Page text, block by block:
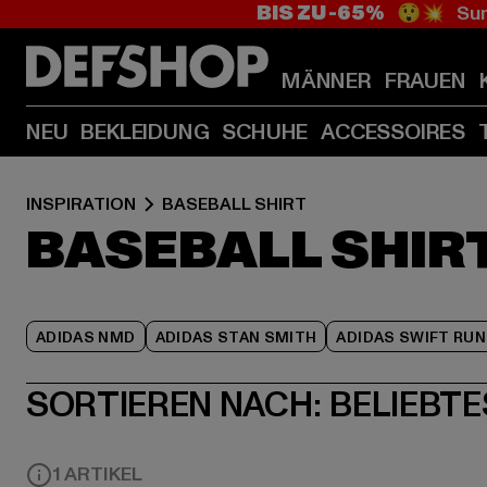
BIS ZU -65% 😲💥
MÄNNER FRAUEN
NEU BEKLEIDUNG SCHUHE ACCESSOIRES
INSPIRATION BASEBALL SHIRT
BASEBALL
ADIDAS NMD ADIDAS STAN SMITH ADIDAS SWIFT RUN
SORTIEREN NACH:
1 ARTIKEL